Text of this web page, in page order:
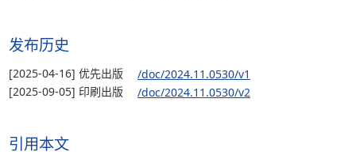
发布历史
[2025-04-16] 优先出版
/doc/2024.11.0530/v1
[2025-09-05] 印刷出版
/doc/2024.11.0530/v2
引用本文